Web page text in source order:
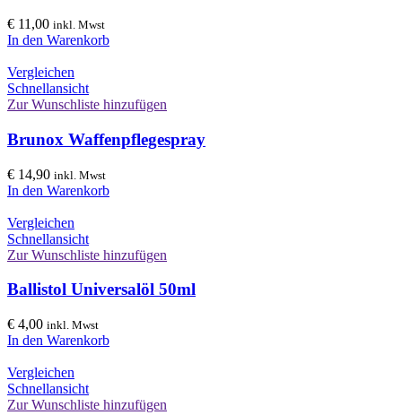
€ 11,00 inkl. Mwst
In den Warenkorb
Vergleichen
Schnellansicht
Zur Wunschliste hinzufügen
Brunox Waffenpflegespray
€ 14,90 inkl. Mwst
In den Warenkorb
Vergleichen
Schnellansicht
Zur Wunschliste hinzufügen
Ballistol Universalöl 50ml
€ 4,00 inkl. Mwst
In den Warenkorb
Vergleichen
Schnellansicht
Zur Wunschliste hinzufügen